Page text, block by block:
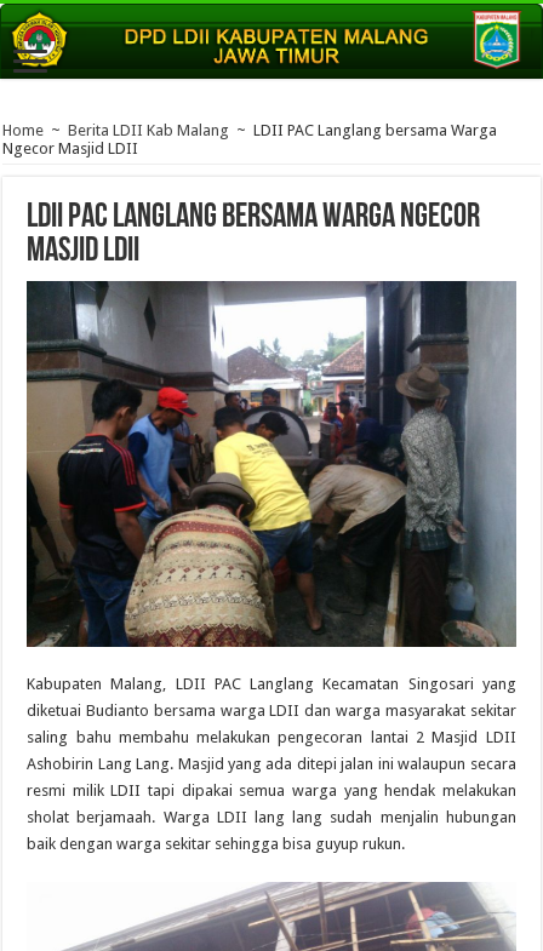
Home ~ Berita LDII Kab Malang ~ LDII PAC Langlang bersama Warga
Ngecor Masjid LDII
LDII PAC Langlang bersama Warga Ngecor
Masjid LDII
Kabupaten Malang, LDII PAC Langlang Kecamatan Singosari yang
diketuai Budianto bersama warga LDII dan warga masyarakat sekitar
saling bahu membahu melakukan pengecoran lantai 2 Masjid LDII
Ashobirin Lang Lang. Masjid yang ada ditepi jalan ini walaupun secara
resmi milik LDII tapi dipakai semua warga yang hendak melakukan
sholat berjamaah. Warga LDII lang lang sudah menjalin hubungan
baik dengan warga sekitar sehingga bisa guyup rukun.